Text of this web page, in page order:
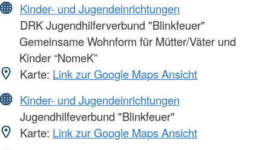
Kinder- und Jugendeinrichtungen
DRK Jugendhilferverbund "Blinkfeuer"
Gemeinsame Wohnform für Mütter/Väter und
Kinder “NomeK”
Karte: Link zur Google Maps Ansicht
Kinder- und Jugendeinrichtungen
Jugendhilfeverbund "Blinkfeuer"
Karte: Link zur Google Maps Ansicht